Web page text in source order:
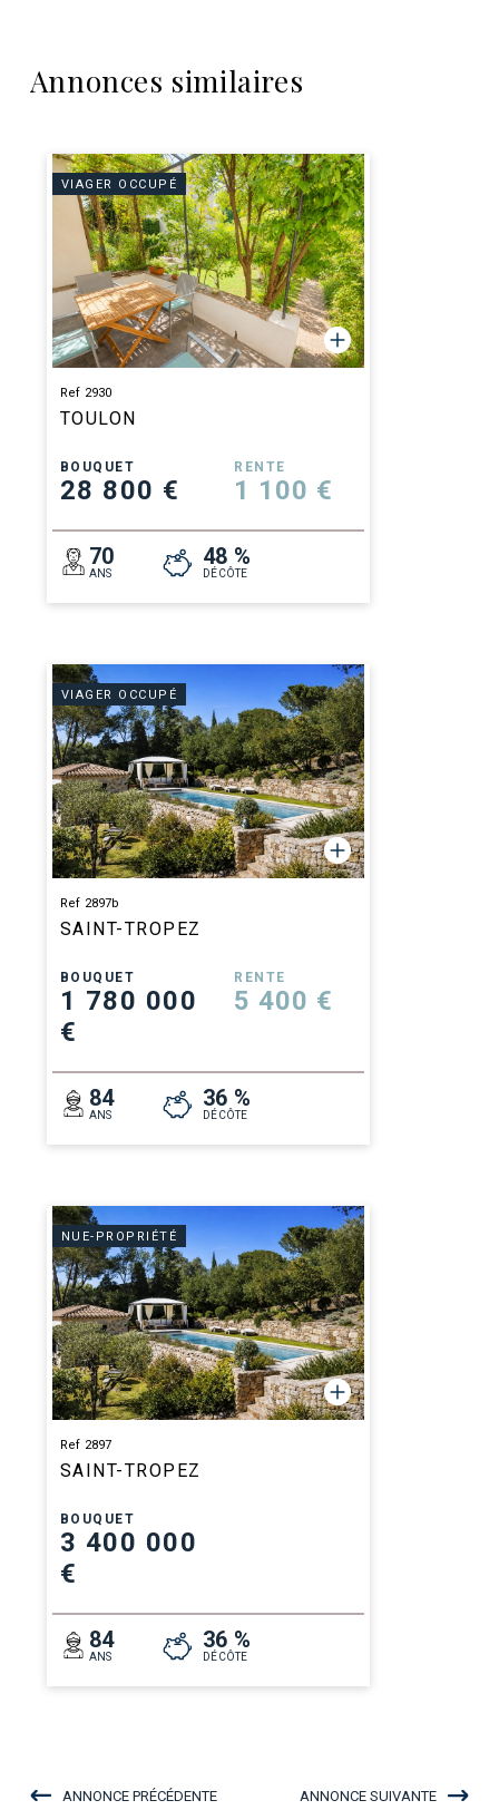
Annonces similaires
VIAGER OCCUPÉ
Ref 2930
TOULON
BOUQUET
28 800 €
RENTE
1 100 €
70
ANS
48 %
DÉCÔTE
VIAGER OCCUPÉ
Ref 2897b
SAINT-TROPEZ
BOUQUET
1 780 000
€
RENTE
5 400 €
84
ANS
36 %
DÉCÔTE
NUE-PROPRIÉTÉ
Ref 2897
SAINT-TROPEZ
BOUQUET
3 400 000
€
84
ANS
36 %
DÉCÔTE
ANNONCE PRÉCÉDENTE ANNONCE SUIVANTE